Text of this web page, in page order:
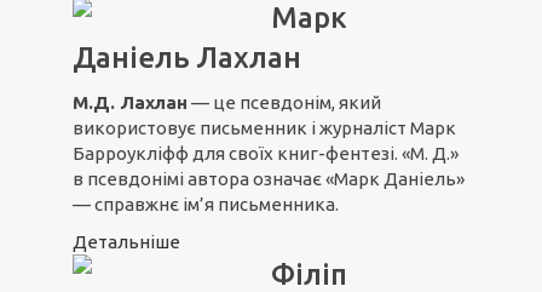
Марк
Даніель Лахлан
М.Д. Лахлан — це псевдонім, який
використовує письменник і журналіст Марк
Барроукліфф для своїх книг-фентезі. «М. Д.»
в псевдонімі автора означає «Марк Даніель»
— справжнє ім’я письменника.
Детальніше
Філіп